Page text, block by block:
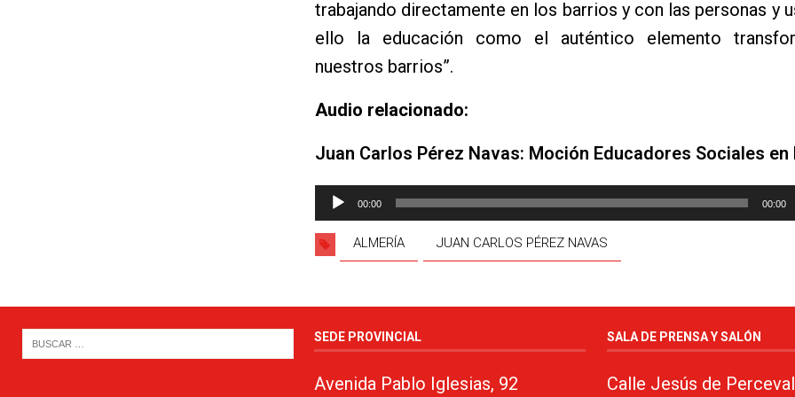
trabajando directamente en los barrios y con las personas y
ello la educación como el auténtico elemento
nuestros barrios”.
Audio relacionado:
Juan Carlos Pérez Navas: Moción Educadores Sociales en
Reproductor
audio
00:00 00:00
ALMERÍA JUAN CARLOS PÉREZ NAVAS
SEDE PROVINCIAL
Avenida Pablo Iglesias, 92
SALA DE PRENSA Y SALÓN
Calle Jesús de